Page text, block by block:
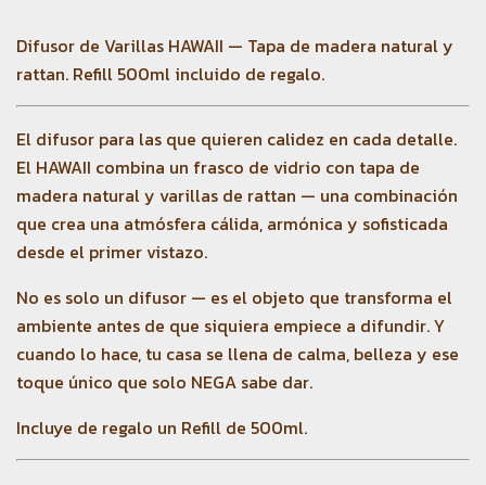
Difusor de Varillas HAWAII — Tapa de madera natural y
rattan. Refill 500ml incluido de regalo.
El difusor para las que quieren calidez en cada detalle.
El HAWAII combina un frasco de vidrio con tapa de
madera natural y varillas de rattan — una combinación
que crea una atmósfera cálida, armónica y sofisticada
desde el primer vistazo.
No es solo un difusor — es el objeto que transforma el
ambiente antes de que siquiera empiece a difundir. Y
cuando lo hace, tu casa se llena de calma, belleza y ese
toque único que solo NEGA sabe dar.
Incluye de regalo un Refill de 500ml.